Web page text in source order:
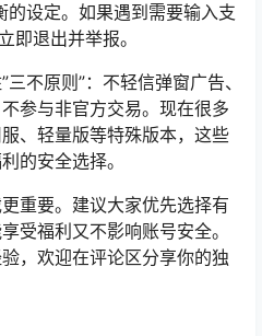
的设定。如果遇到需要输入支
即退出并举报。
不原则”：不轻信弹窗广告、
参与非官方交易。现在很多
、轻量版等特殊版本，这些
的安全选择。
重要。建议大家优先选择有
受福利又不影响账号安全。
，欢迎在评论区分享你的独